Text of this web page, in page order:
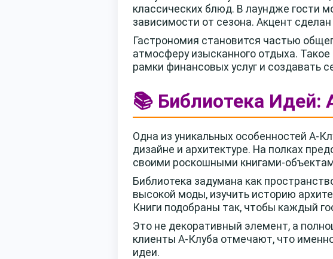
классических блюд. В лаундже гости
зависимости от сезона. Акцент
Гастрономия становится частью
атмосферу изысканного отдыха.
рамки финансовых услуг и создавать
📚 Библиотека Идей:
Одна из уникальных особенностей А-
дизайне и архитектуре. На полках
своими роскошными книгами-
Библиотека задумана как
высокой моды, изучить историю
Книги подобраны так, чтобы каждый
Это не декоративный элемент, а
клиенты А-Клуба отмечают, что
идеи.